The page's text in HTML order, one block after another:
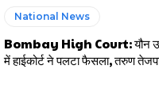
National News
Bombay High Court: यौन
में हाईकोर्ट ने पलटा फैसला, तरुण